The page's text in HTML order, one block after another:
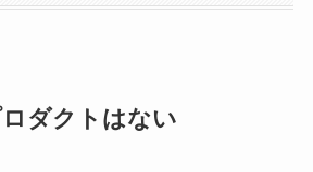
ダクトはない